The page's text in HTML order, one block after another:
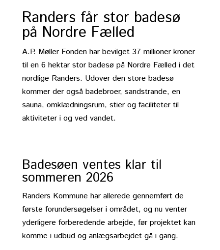
Randers får stor badesø
på Nordre Fælled
A.P. Møller Fonden har bevilget 37 millioner kroner
til en 6 hektar stor badesø på Nordre Fælled i det
nordlige Randers. Udover den store badesø
kommer der også badebroer, sandstrande, en
sauna, omklædningsrum, stier og faciliteter til
aktiviteter i og ved vandet.
Badesøen ventes klar til
sommeren 2026
Randers Kommune har allerede gennemført de
første forundersøgelser i området, og nu venter
yderligere forberedende arbejde, før projektet kan
komme i udbud og anlægsarbejdet gå i gang.